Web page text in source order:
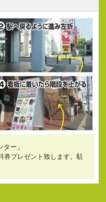
ー」
券プレゼント致します。駐